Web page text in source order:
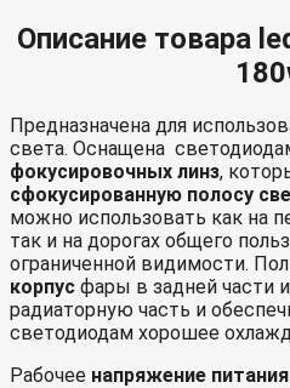
Описание товара
Предназначена для
света. Оснащена
фокусировочных линз,
сфокусированную полосу
можно использовать как на
так и на дорогах общего
ограниченной видимости.
корпус фары в задней части
радиаторную часть и
светодиодам хорошее
Рабочее напряжение питания